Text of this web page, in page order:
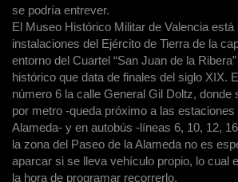
se podría entrever.
El Museo Histórico Militar de Valencia está
instalaciones del Ejército de Tierra de la
entorno del Cuartel “San Juan de la
histórico que data de finales del siglo XIX.
número 6 la calle General Gil Doltz, donde
por metro -queda próximo a las estaciones
Alameda- y en autobús -líneas 6, 10, 12,
la zona del Paseo de la Alameda no es
aparcar si se lleva vehículo propio, lo cual
la hora de programar recorrerlo.